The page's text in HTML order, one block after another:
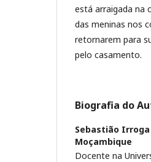
está arraigada na
das meninas nos
retornarem para
pelo casamento.
Biografia do
Sebastião
Moçambique
Docente na